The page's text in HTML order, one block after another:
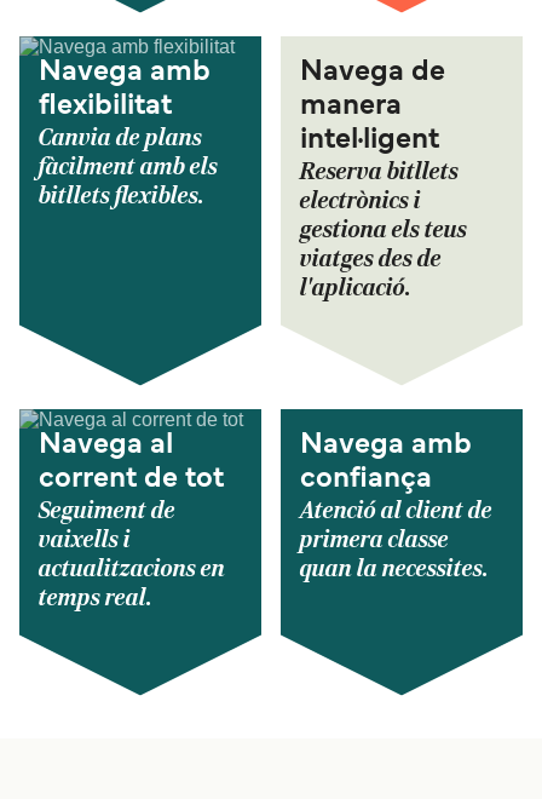
Navega amb
flexibilitat
Canvia de plans
fàcilment amb els
bitllets flexibles.
Navega de
manera
intel·ligent
Reserva bitllets
electrònics i
gestiona els teus
viatges des de
l'aplicació.
Navega al
corrent de tot
Seguiment de
vaixells i
actualitzacions en
temps real.
Navega amb
confiança
Atenció al client de
primera classe
quan la necessites.